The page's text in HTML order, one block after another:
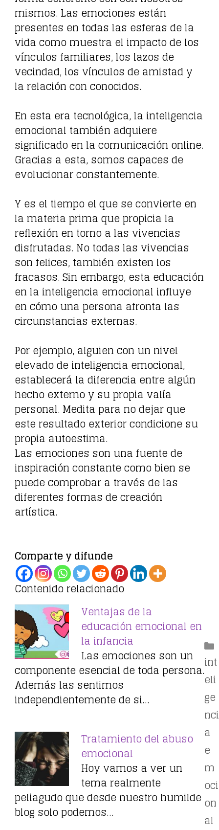
mismos. Las emociones están
presentes en todas las esferas de la
vida como muestra el impacto de los
vínculos familiares, los lazos de
vecindad, los vínculos de amistad y
la relación con conocidos.
En esta era tecnológica, la inteligencia
emocional también adquiere
significado en la comunicación online.
Gracias a esta, somos capaces de
evolucionar constantemente.
Y es el tiempo el que se convierte en
la materia prima que propicia la
reflexión en torno a las vivencias
disfrutadas. No todas las vivencias
son felices, también existen los
fracasos. Sin embargo, esta educación
en la inteligencia emocional influye
en cómo una persona afronta las
circunstancias externas.
Por ejemplo, alguien con un nivel
elevado de inteligencia emocional,
establecerá la diferencia entre algún
hecho externo y su propia valía
personal. Medita para no dejar que
este resultado exterior condicione su
propia autoestima.
Las emociones son una fuente de
inspiración constante como bien se
puede comprobar a través de las
diferentes formas de creación
artística.
Comparte y difunde
Contenido relacionado
Ventajas de la
educación emocional en
la infancia
Las emociones son un
componente esencial de toda persona.
Además las sentimos
independientemente de si…
Tratamiento del abuso
emocional
Hoy vamos a ver un
tema realmente
peliagudo que desde nuestro humilde
blog solo podemos…
int
eli
ge
nci
a
e
m
oci
on
al